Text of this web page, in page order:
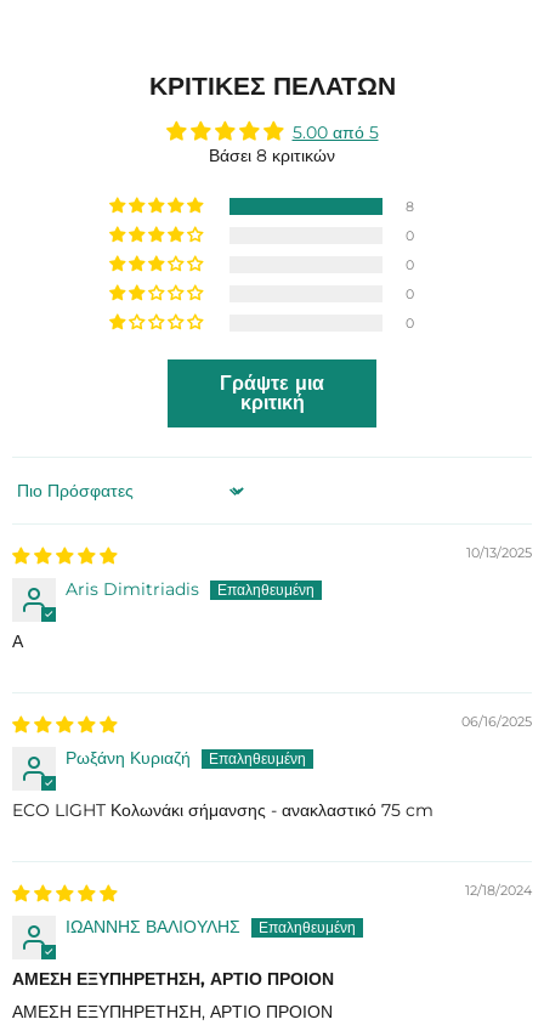
ΚΡΙΤΙΚΈΣ ΠΕΛΑΤΏΝ
5.00 από 5
Βάσει 8 κριτικών
8
0
0
0
0
Γράψτε μια
κριτική
Sort by
10/13/2025
Aris Dimitriadis
Α
06/16/2025
Ρωξάνη Κυριαζή
ECO LIGHT Κολωνάκι σήμανσης - ανακλαστικό 75 cm
12/18/2024
ΙΩΑΝΝΗΣ ΒΑΛΙΟΥΛΗΣ
ΑΜΕΣΗ ΕΞΥΠΗΡΕΤΗΣΗ, ΑΡΤΙΟ ΠΡΟΙΟΝ
ΑΜΕΣΗ ΕΞΥΠΗΡΕΤΗΣΗ, ΑΡΤΙΟ ΠΡΟΙΟΝ